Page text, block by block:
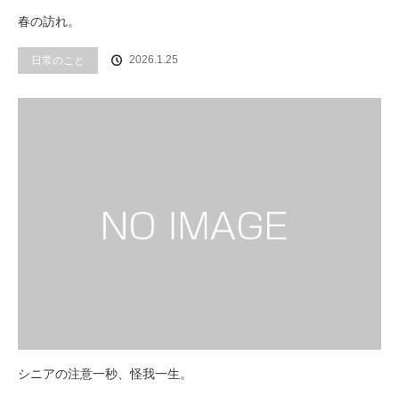
春の訪れ。
日常のこと 2026.1.25
シニアの注意一秒、怪我一生。